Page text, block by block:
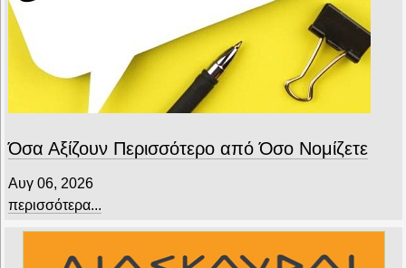
Όσα Αξίζουν Περισσότερο από Όσο Νομίζετε
Αυγ 06, 2026
περισσότερα...